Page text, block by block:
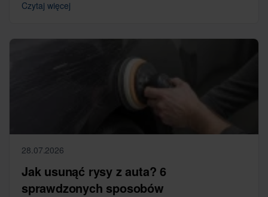
Czytaj więcej
28.07.2026
Jak usunąć rysy z auta? 6
sprawdzonych sposobów